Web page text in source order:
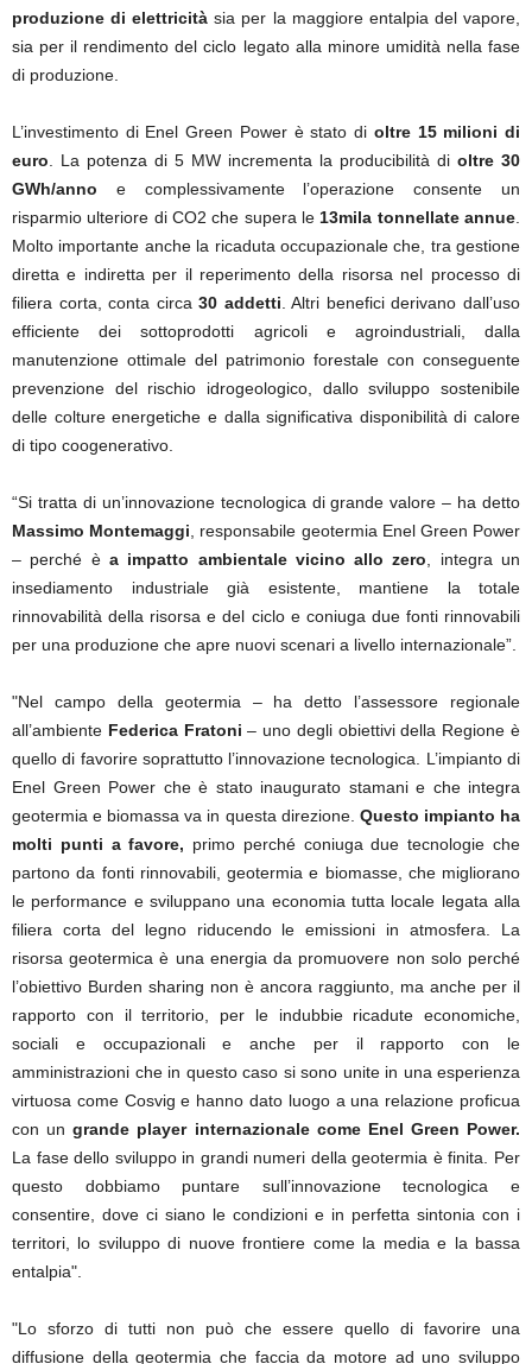
produzione di elettricità sia per la maggiore entalpia del vapore,
sia per il rendimento del ciclo legato alla minore umidità nella fase
di produzione.
L’investimento di Enel Green Power è stato di oltre 15 milioni di
euro . La potenza di 5 MW incrementa la producibilità di oltre 30
GWh/anno e complessivamente l’operazione consente un
risparmio ulteriore di CO2 che supera le 13mila tonnellate annue
Molto importante anche la ricaduta occupazionale che, tra gestione
diretta e indiretta per il reperimento della risorsa nel processo di
filiera corta, conta circa30 addetti . Altri benefici derivano dall’uso
efficiente dei sottoprodotti agricoli e agroindustriali, dalla
manutenzione ottimale del patrimonio forestale con conseguente
prevenzione del rischio idrogeologico, dallo sviluppo sostenibile
delle colture energetiche e dalla significativa disponibilità di calore
di tipo coogenerativo.
“Si tratta di un’innovazione tecnologica di grande valore – ha detto
Massimo Montemaggi , responsabile geotermia Enel Green Power
– perché èa impatto ambientale vicino allo zero , integra un
insediamento industriale già esistente, mantiene la totale
rinnovabilità della risorsa e del ciclo e coniuga due fonti rinnovabili
per una produzione che apre nuovi scenari a livello internazionale”.
"Nel campo della geotermia – ha detto l’assessore regionale
all’ambiente Federica Fratoni – uno degli obiettivi della Regione è
quello di favorire soprattutto l’innovazione tecnologica. L’impianto di
Enel Green Power che è stato inaugurato stamani e che integra
geotermia e biomassa va in questa direzione. Questo impianto ha
molti punti a favore, primo perché coniuga due tecnologie che
partono da fonti rinnovabili, geotermia e biomasse, che migliorano
le performance e sviluppano una economia tutta locale legata alla
filiera corta del legno riducendo le emissioni in atmosfera. La
risorsa geotermica è una energia da promuovere non solo perché
l’obiettivo Burden sharing non è ancora raggiunto, ma anche per il
rapporto con il territorio, per le indubbie ricadute economiche,
sociali e occupazionali e anche per il rapporto con le
amministrazioni che in questo caso si sono unite in una esperienza
virtuosa come Cosvig e hanno dato luogo a una relazione proficua
con ungrande player internazionale come Enel Green Power.
La fase dello sviluppo in grandi numeri della geotermia è finita. Per
questo dobbiamo puntare sull’innovazione tecnologica e
consentire, dove ci siano le condizioni e in perfetta sintonia con i
territori, lo sviluppo di nuove frontiere come la media e la bassa
entalpia".
"Lo sforzo di tutti non può che essere quello di favorire una
diffusione della geotermia che faccia da motore ad uno sviluppo